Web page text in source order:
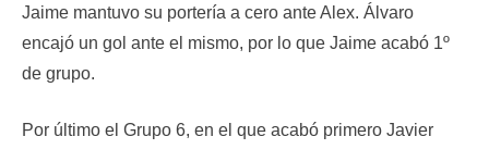
Jaime mantuvo su portería a cero ante Alex. Álvaro
encajó un gol ante el mismo, por lo que Jaime acabó 1º
de grupo.
Por último el Grupo 6, en el que acabó primero Javier